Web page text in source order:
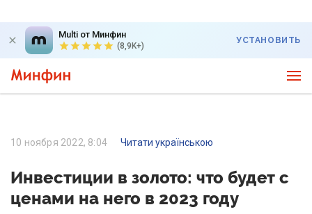
Multi от Минфин
(8,9K+)
УСТАНОВИТЬ
10 ноября 2022, 8:04 Читати українською
Инвестиции в золото: что будет с
ценами на него в 2023 году